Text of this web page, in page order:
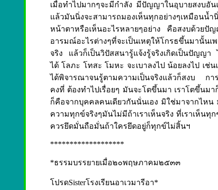
เมื่อทำไปมากๆจะมีกำลัง มีปัญญาในอุบายสงบอั
แล้วมันนิ่งจะสามารถมองเห็นทุกอย่างๆเหมือ
หน้าตาหรือเห็นอะไรหลายๆอย่าง คือสงบด้วย
อารมณ์อะไรต่างๆที่จะเป็นเหตุให้โกรธขึ้นมานั้นเ
จริง แล้วก็เป็นวิปัสสนารู้แจ้งรู้จริงเกิดเป็นปัญญา
ได้ โลภะ โทสะ โมหะ จะเบาลงไป น้อยลงไป เช่น
ได้พิจารณาจนรู้ตามความเป็นจริงแล้วก็สงบ การ
คงที่ ต้องทำไปเรื่อยๆ มันจะโตขึ้นมา เราโตขึ้นมา
ก็คือจากบุคคลคนเดียวกันนั่นเอง มิใช่มาจากไหน
ความทุกข์จริงๆมันไม่มีถ้าเราเห็นจริง ที่เราเห็น
ควรยึดมั่นถือมั่นถ้าใครยึดอยู่ก็ทุกข์ไม่สิ้นฯ
*******************
*ธรรมบรรยายเมื่อ๒๐พฤษภาคม๒๕๓๓
โปรดSisterโรงเรียนอาเวมารีอา*